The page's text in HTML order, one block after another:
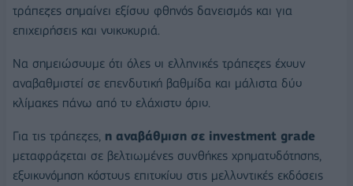
τράπεζες σημαίνει εξίσου φθηνός δανεισμός και για
επιχειρήσεις και νοικοκυριά.
Να σημειώσουμε ότι όλες οι ελληνικές τράπεζες έχουν
αναβαθμιστεί σε επενδυτική βαθμίδα και μάλιστα δύο
κλίμακες πάνω από το ελάχιστο όριο.
Για τις τράπεζες, η αναβάθμιση σε investment grade
μεταφράζεται σε βελτιωμένες συνθήκες χρηματοδότησης,
εξοικονόμηση κόστους επιτοκίου στις μελλοντικές εκδόσεις